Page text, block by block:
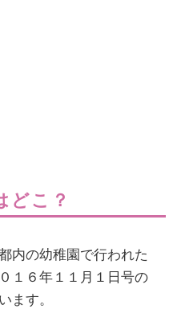
どこ？
内の幼稚園で行われた
１６年１１月１日号の
ます。